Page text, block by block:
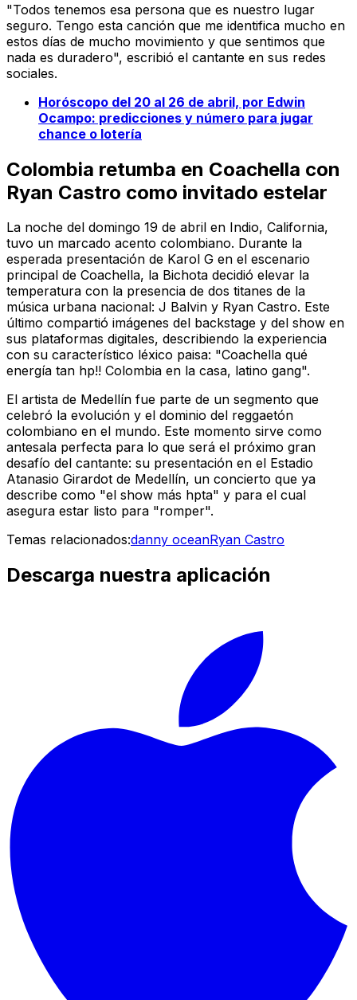
"Todos tenemos esa persona que es nuestro lugar
seguro. Tengo esta canción que me identifica mucho en
estos días de mucho movimiento y que sentimos que
nada es duradero", escribió el cantante en sus redes
sociales.
Horóscopo del 20 al 26 de abril, por Edwin
Ocampo: predicciones y número para jugar
chance o lotería
Colombia retumba en Coachella con
Ryan Castro como invitado estelar
La noche del domingo 19 de abril en Indio, California,
tuvo un marcado acento colombiano. Durante la
esperada presentación de Karol G en el escenario
principal de Coachella, la Bichota decidió elevar la
temperatura con la presencia de dos titanes de la
música urbana nacional: J Balvin y Ryan Castro. Este
último compartió imágenes del backstage y del show en
sus plataformas digitales, describiendo la experiencia
con su característico léxico paisa: "Coachella qué
energía tan hp!! Colombia en la casa, latino gang".
El artista de Medellín fue parte de un segmento que
celebró la evolución y el dominio del reggaetón
colombiano en el mundo. Este momento sirve como
antesala perfecta para lo que será el próximo gran
desafío del cantante: su presentación en el Estadio
Atanasio Girardot de Medellín, un concierto que ya
describe como "el show más hpta" y para el cual
asegura estar listo para "romper".
Temas relacionados:danny oceanRyan Castro
Descarga nuestra aplicación